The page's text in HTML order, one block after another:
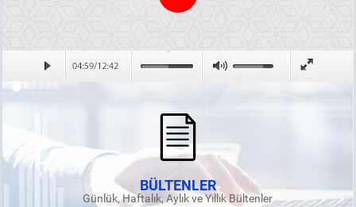
BÜLTENLER
Günlük, Haftalık, Aylık ve Yıllık Bültenler